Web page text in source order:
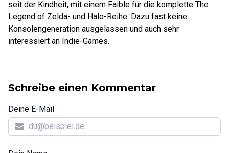
seit der Kindheit, mit einem Faible für die komplette The
Legend of Zelda- und Halo-Reihe. Dazu fast keine
Konsolengeneration ausgelassen und auch sehr
interessiert an Indie-Games.
Schreibe einen Kommentar
Deine E-Mail